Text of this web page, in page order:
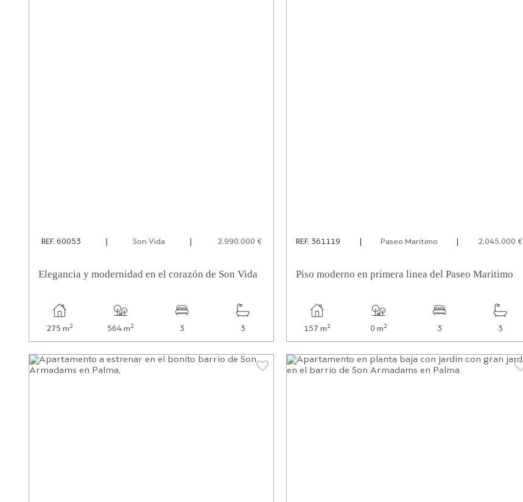
REF. 60053 Son Vida 2.990.000 €
Elegancia y modernidad en el corazón de Son Vida
275 m2 564 m2 3 3
REF. 361119 Paseo Maritimo 2.045.000 €
Piso moderno en primera linea del Paseo Maritimo
157 m2 0 m2 3 3